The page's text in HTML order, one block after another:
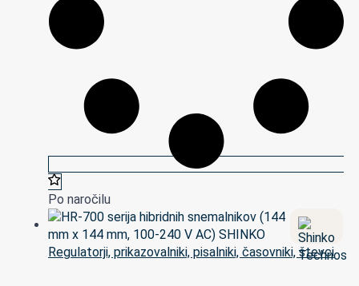
Po naročilu
Regulatorji, prikazovalniki, pisalniki, časovniki, števci